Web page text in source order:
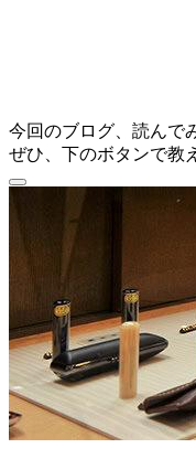
今回のブログ、読んで
ぜひ、下のボタンで教